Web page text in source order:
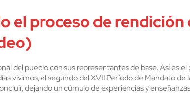
el proceso de rendición
del pueblo con sus representantes de base. Así es el
vivimos, el segundo del XVII Período de Mandato de
dejando un cúmulo de experiencias y